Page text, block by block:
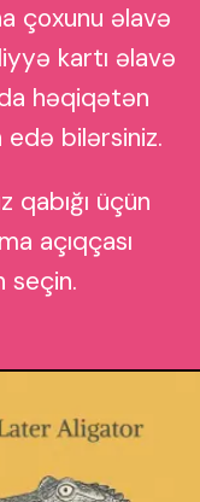
çoxunu əlavə
kartı əlavə
həqiqətən
bilərsiniz.
qabığı üçün
açıqçası
seçin.